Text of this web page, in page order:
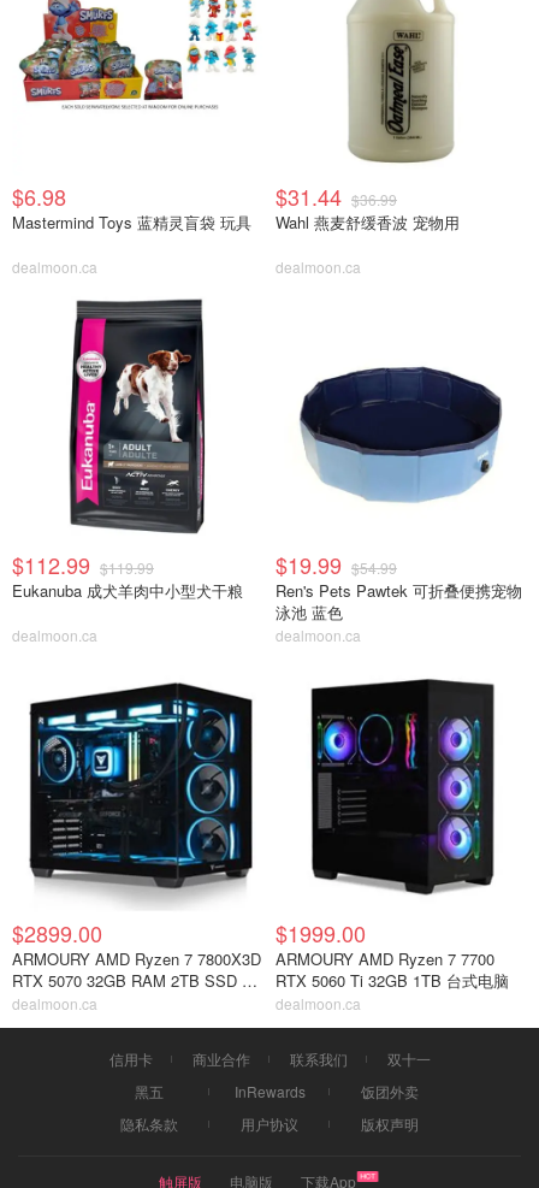
$6.98
Mastermind Toys 蓝精灵盲袋 玩具
dealmoon.ca
$31.44 $36.99
Wahl 燕麦舒缓香波 宠物用
dealmoon.ca
$112.99 $119.99
Eukanuba 成犬羊肉中小型犬干粮
dealmoon.ca
$19.99 $54.99
Ren's Pets Pawtek 可折叠便携宠物
泳池 蓝色
dealmoon.ca
$2899.00
ARMOURY AMD Ryzen 7 7800X3D
RTX 5070 32GB RAM 2TB SSD 台
式机
dealmoon.ca
$1999.00
ARMOURY AMD Ryzen 7 7700
RTX 5060 Ti 32GB 1TB 台式电脑
dealmoon.ca
信用卡 商业合作 联系我们
双十一
黑五
InRewards
饭团外卖
隐私条款
用户协议 版权声明
触屏版 电脑版 下载App